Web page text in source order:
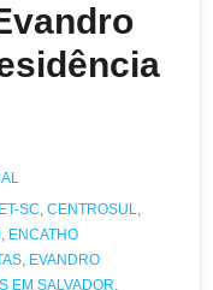
SC, CENTROSUL,
, ENCATHO
, EVANDRO
EM SALVADOR,